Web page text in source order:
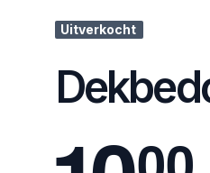
Uitverkocht